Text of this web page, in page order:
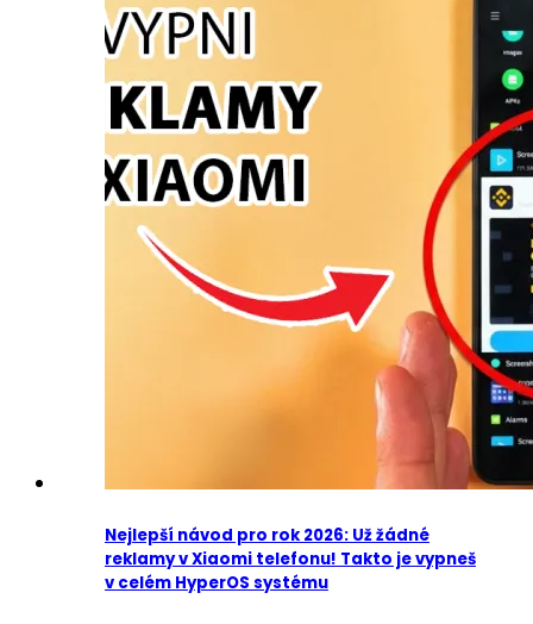
Nejlepší návod pro rok 2026: Už žádné
reklamy v Xiaomi telefonu! Takto je vypneš
v celém HyperOS systému